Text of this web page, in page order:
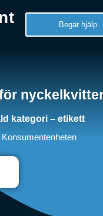
Begär hjälp
kategori – etikett